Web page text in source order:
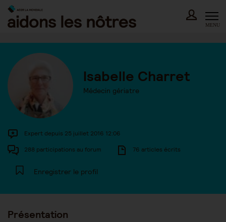
Skip
content
MENU
Isabelle Charret
Médecin gériatre
Expert depuis 25 juillet 2016 12:06
288 participations au forum 76 articles écrits
Enregistrer le profil
Présentation